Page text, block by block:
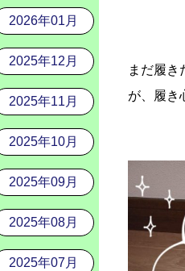
2026年01月
2025年12月
2025年11月
2025年10月
2025年09月
2025年08月
2025年07月
まだ履き
が、履き